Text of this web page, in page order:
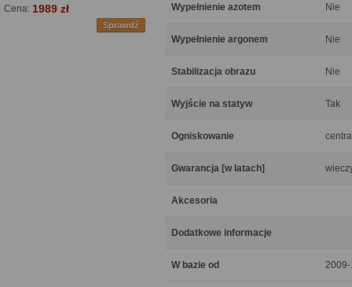
Cena: 1989 zł
Sprawdź
Wypełnienie azotem Nie
Wypełnienie argonem Nie
Stabilizacja obrazu Nie
Wyjście na statyw Tak
Ogniskowanie
Gwarancja [w latach]
Akcesoria
Dodatkowe informacje
W bazie od